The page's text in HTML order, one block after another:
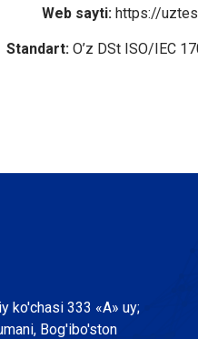
Web sayti:https://
Standart:O’z DSt ISO/IEC
ko'chasi 333 «А» uy;
Bog'ibo'ston